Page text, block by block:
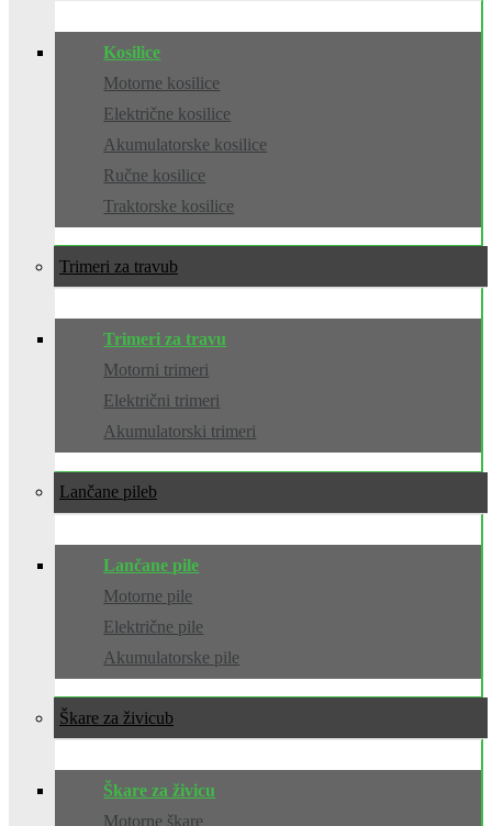
Kosilice
Motorne kosilice
Električne kosilice
Akumulatorske kosilice
Ručne kosilice
Traktorske kosilice
Trimeri za travu
Trimeri za travu
Motorni trimeri
Električni trimeri
Akumulatorski trimeri
Lančane pile
Lančane pile
Motorne pile
Električne pile
Akumulatorske pile
Škare za živicu
Škare za živicu
Motorne škare